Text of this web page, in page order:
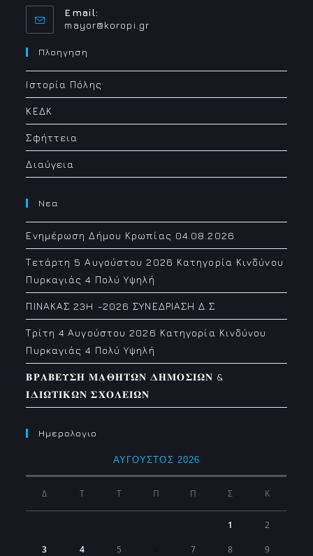
Email:
mayor@koropi.grOpens
Πλοηγηση
Ιστορία Πόλης
ΚΕΔΚ
Σφήττεια
Διαύγεια
Νεα
Ενημέρωση Δήμου Κρωπίας 04.08.2026
Τετάρτη 5 Αυγούστου 2026 Κατηγορία Κινδύνου
Πυρκαγιάς 4 Πολύ Υψηλή
ΠΙΝΑΚΑΣ 23H -2026 ΣΥΝΕΔΡΙΑΣΗ Δ.Σ
Τρίτη 4 Αυγούστου 2026 Κατηγορία Κινδύνου
Πυρκαγιάς 4 Πολύ Υψηλή
𝚩𝚸𝚨𝚩𝚬𝚼𝚺𝚮 𝚳𝚨𝚯𝚮𝚻𝛀𝚴 𝚫𝚮𝚳𝚶𝚺𝚰𝛀𝚴 &
𝚰𝚫𝚰𝛀𝚻𝚰𝚱𝛀𝚴 𝚺𝚾𝚶𝚲𝚬𝚰𝛀𝚴
Ημερολογιο
ΑΎΓΟΥΣΤΟΣ 2026
Δ Τ Τ Π Π Σ Κ
1 2
3 4 5 7 8 9